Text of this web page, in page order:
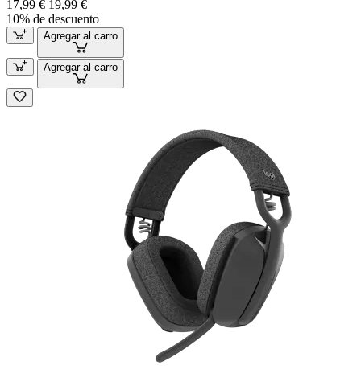
17,99 € 19,99 €
10% de descuento
Agregar al carro
Agregar al carro